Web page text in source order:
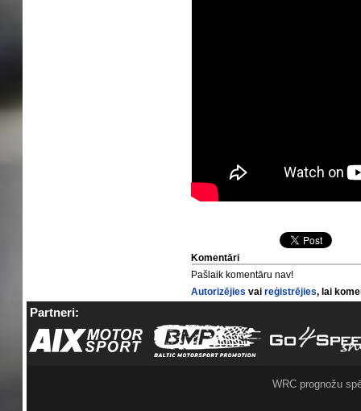
Komentāri
Pašlaik komentāru nav!
Autorizējies vaireģistrējies, lai
Partneri:
WRC prognožu